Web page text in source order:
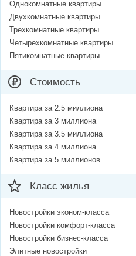
Однокомнатные квартиры
Двухкомнатные квартиры
Трехкомнатные квартиры
Четырехкомнатные квартиры
Пятикомнатные квартиры
Стоимость
Квартира за 2.5 миллиона
Квартира за 3 миллиона
Квартира за 3.5 миллиона
Квартира за 4 миллиона
Квартира за 5 миллионов
Класс жилья
Новостройки эконом-класса
Новостройки комфорт-класса
Новостройки бизнес-класса
Элитные новостройки